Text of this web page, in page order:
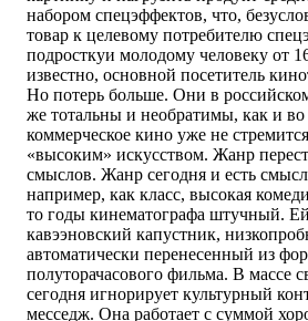
набором спецэффектов, что,
товар к целевому потребителю
подросткуи молодому человеку от
известно, основной посетитель
Но потерь больше. Они в
же тотальны и необратимы, как и
коммерческое кино уже не
«высоким» искусством. Жанр
смыслов. Жанр сегодня и есть
например, как класс, высокая
то годы кинематографа штучный.
кавээновский капустник,
автоматически перенесенный из
полуторачасового фильма. В массе
сегодня игнорирует культурный
месседж. Она работает с суммой